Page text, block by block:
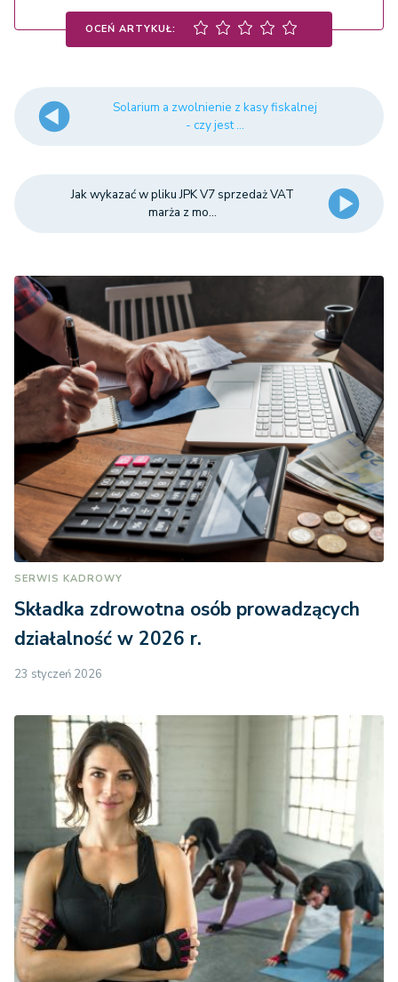
OCEŃ ARTYKUŁ:
Solarium a zwolnienie z kasy fiskalnej
- czy jest ...
Jak wykazać w pliku JPK V7 sprzedaż VAT
marża z mo...
SERWIS KADROWY
Składka zdrowotna osób prowadzących
działalność w 2026 r.
23 styczeń 2026